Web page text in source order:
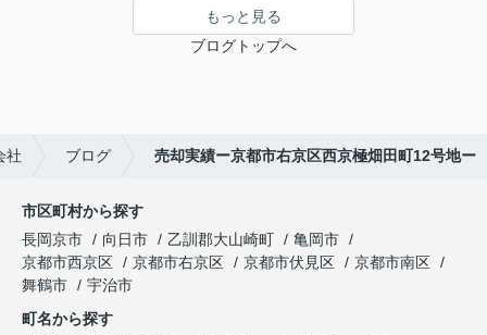
もっと見る
ブログトップへ
社 ブログ 売却実績ー京都市右京区西京極畑田町12号地ー
市区町村から探す
長岡京市
向日市 乙訓郡大山崎町
亀岡市
京都市西京区
京都市右京区 京都市伏見区
京都市南区
舞鶴市
宇治市
町名から探す